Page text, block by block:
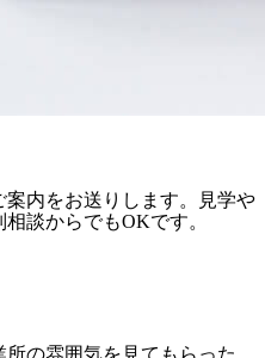
内をお送りします。見学や
談からでもOKです。
の雰囲気を見てもらった